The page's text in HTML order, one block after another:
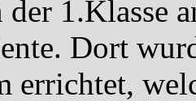
1.Klasse
Dort
errichtet,